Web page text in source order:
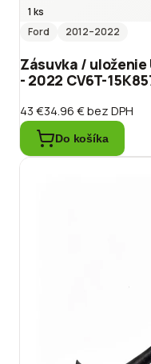
1 ks
Ford
2012–2022
Zásuvka / uloženie
- 2022 CV6T-
43 €34.96 €bez DPH
Do košíka